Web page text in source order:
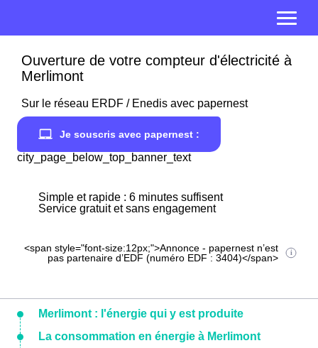
Ouverture de votre compteur d'électricité à
Merlimont
Sur le réseau ERDF / Enedis avec papernest
Je souscris avec papernest :
city_page_below_top_banner_text
Simple et rapide : 6 minutes suffisent
Service gratuit et sans engagement
<span style="font-size:12px;">Annonce - papernest n’est
pas partenaire d’EDF (numéro EDF : 3404)</span>
Merlimont : l'énergie qui y est produite
La consommation en énergie à Merlimont